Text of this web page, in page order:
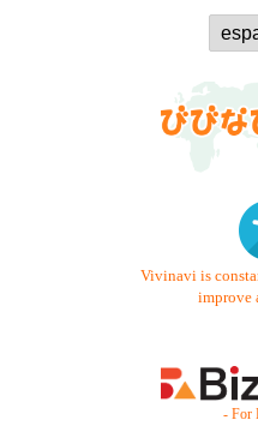
Vivinavi is
improve
- For